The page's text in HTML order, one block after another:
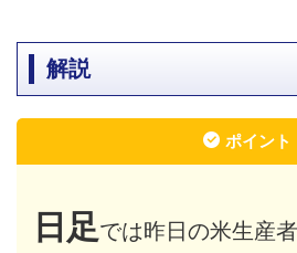
解説
ポイント
日足では昨日の米生産